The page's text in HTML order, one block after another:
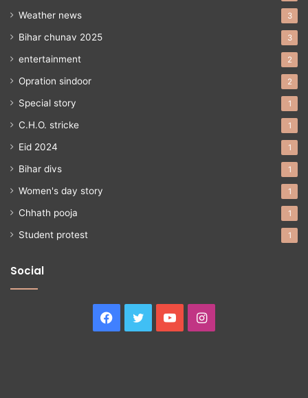
Weather news 3
Bihar chunav 2025 3
entertainment 2
Opration sindoor 2
Special story 1
C.H.O. stricke 1
Eid 2024 1
Bihar divs 1
Women's day story 1
Chhath pooja 1
Student protest 1
Social
Facebook
Twitter YouTubeInstagram